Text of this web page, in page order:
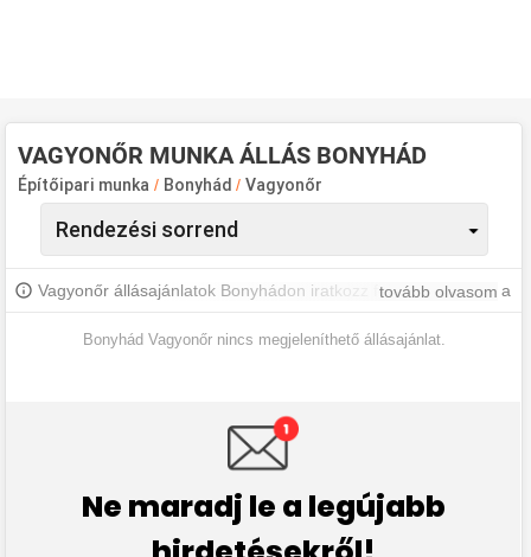
VAGYONŐR MUNKA ÁLLÁS BONYHÁD
Építőipari munka / Bonyhád/Vagyonőr
Vagyonőr állásajánlatok Bonyhádon iratkozz fel, hogy értesülj a
tovább olvasom
Bonyhád Vagyonőr nincs megjeleníthető állásajánlat.
Ne maradj le a legújabb